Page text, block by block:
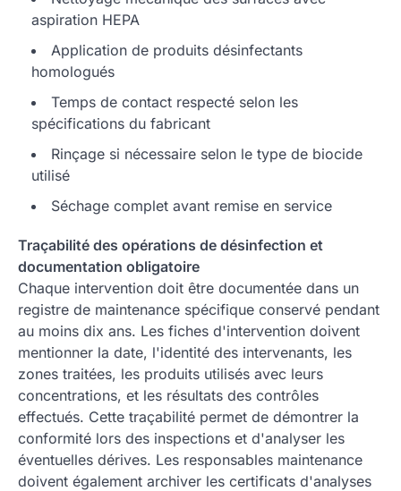
aspiration HEPA
Application de produits désinfectants
homologués
Temps de contact respecté selon les
spécifications du fabricant
Rinçage si nécessaire selon le type de biocide
utilisé
Séchage complet avant remise en service
Traçabilité des opérations de désinfection et
documentation obligatoire
Chaque intervention doit être documentée dans un
registre de maintenance spécifique conservé pendant
au moins dix ans. Les fiches d'intervention doivent
mentionner la date, l'identité des intervenants, les
zones traitées, les produits utilisés avec leurs
concentrations, et les résultats des contrôles
effectués. Cette traçabilité permet de démontrer la
conformité lors des inspections et d'analyser les
éventuelles dérives. Les responsables maintenance
doivent également archiver les certificats d'analyses